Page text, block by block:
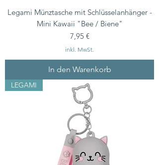
Legami Münztasche mit Schlüsselanhänger -
Mini Kawaii "Bee / Biene"
Preis
7,95 €
inkl. MwSt.
In den Warenkorb
LEGAMI